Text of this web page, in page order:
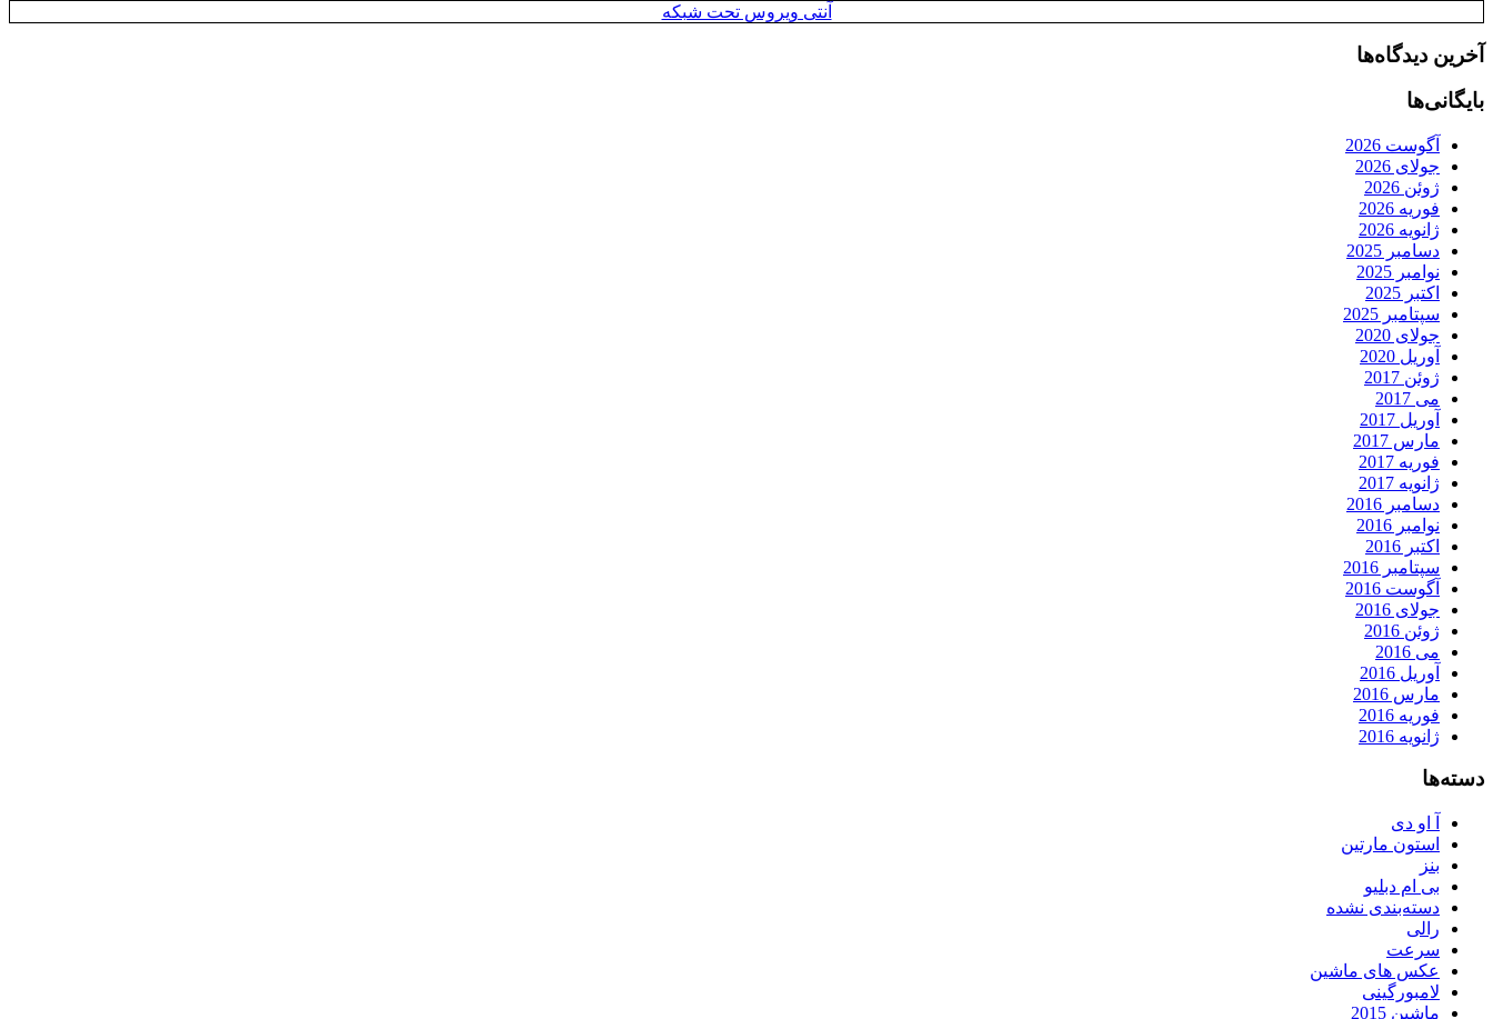
آنتی ویروس تحت شبکه
آخرین دیدگاه‌ها
بایگانی‌ها
آگوست 2026
جولای 2026
ژوئن 2026
فوریه 2026
ژانویه 2026
دسامبر 2025
نوامبر 2025
اکتبر 2025
سپتامبر 2025
جولای 2020
آوریل 2020
ژوئن 2017
می 2017
آوریل 2017
مارس 2017
فوریه 2017
ژانویه 2017
دسامبر 2016
نوامبر 2016
اکتبر 2016
سپتامبر 2016
آگوست 2016
جولای 2016
ژوئن 2016
می 2016
آوریل 2016
مارس 2016
فوریه 2016
ژانویه 2016
دسته‌ها
آ او دی
استون مارتین
بنز
بی ام دبلیو
دسته‌بندی نشده
رالی
سرعت
عکس های ماشین
لامبورگینی
ماشین 2015